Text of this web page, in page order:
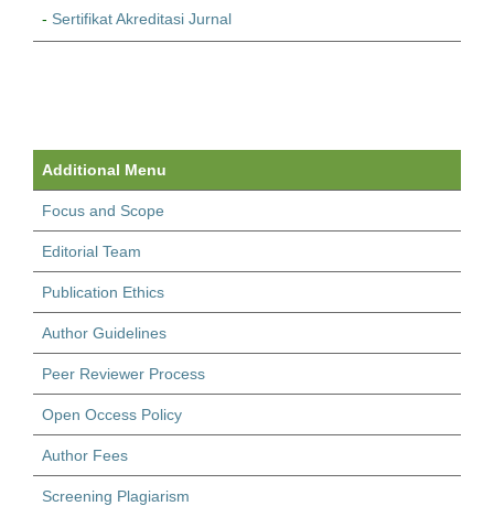
- Sertifikat Akreditasi Jurnal
Additional Menu
Focus and Scope
Editorial Team
Publication Ethics
Author Guidelines
Peer Reviewer Process
Open Occess Policy
Author Fees
Screening Plagiarism